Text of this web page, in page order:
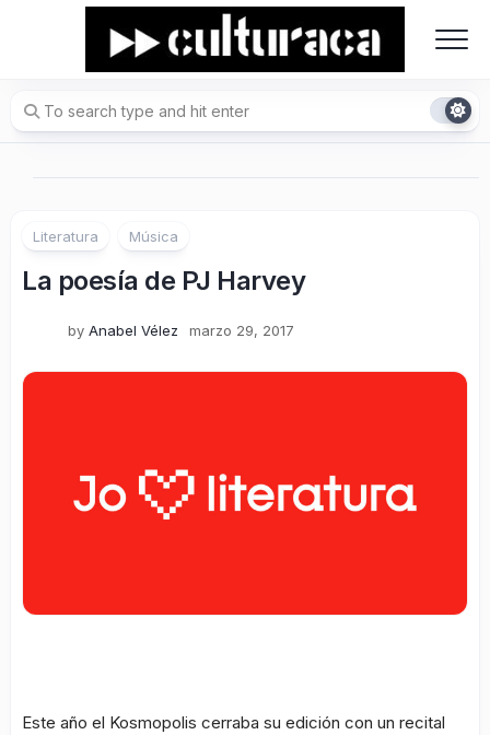
Literatura Música
La poesía de PJ Harvey
by Anabel Vélez marzo 29, 2017
Este año el Kosmopolis cerraba su edición con un recital